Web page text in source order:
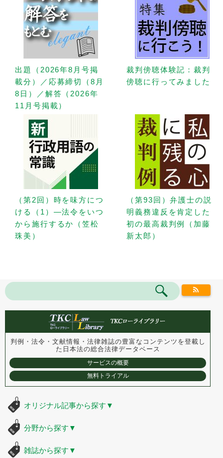
出題（2026年8月号掲
載分）／応募締切（8月
8日）／解答（2026年
11月号掲載）
裁判傍聴体験記：裁判
傍聴に行ってみました
（第2回）時を味方につ
ける（1）—法令をいつ
から施行するか（笠松
珠美）
（第93回）弁護士の説
明義務違反を肯定した
初の最高裁判例（加藤
新太郎）
判例・法令・文献情報・法律雑誌の豊富なコンテンツを登載し
た 日本法の総合法律データベース
サービスの概要
無料トライアル
オリジナル記事から探す ▼
分野から探す ▼
雑誌から探す ▼